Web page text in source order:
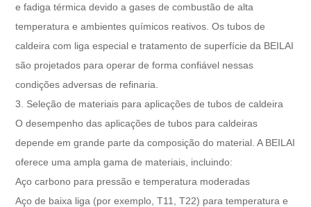
e fadiga térmica devido a gases de combustão de alta
temperatura e ambientes químicos reativos. Os tubos de
caldeira com liga especial e tratamento de superfície da BEILAI
são projetados para operar de forma confiável nessas
condições adversas de refinaria.
3. Seleção de materiais para aplicações de tubos de caldeira
O desempenho das aplicações de tubos para caldeiras
depende em grande parte da composição do material. A BEILAI
oferece uma ampla gama de materiais, incluindo:
Aço carbono para pressão e temperatura moderadas
Aço de baixa liga (por exemplo, T11, T22) para temperatura e